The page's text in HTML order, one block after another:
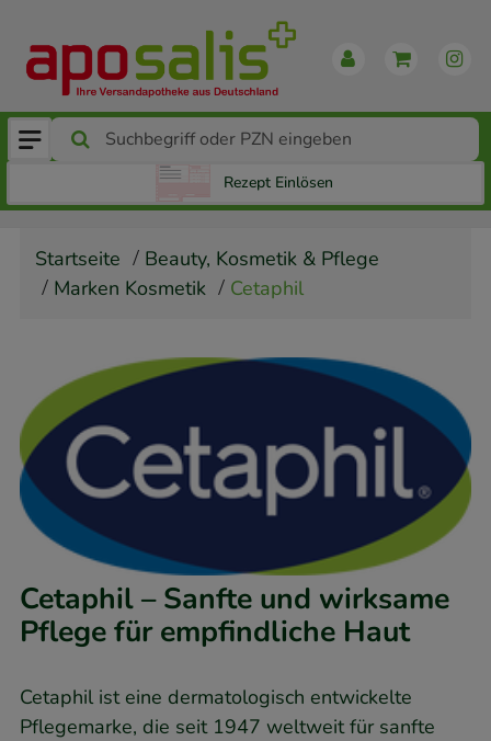
Rezept Einlösen
Startseite
Beauty, Kosmetik & Pflege
Marken Kosmetik
Cetaphil
Cetaphil – Sanfte und wirksame
Pflege für empfindliche Haut
Cetaphil ist eine dermatologisch entwickelte
Pflegemarke, die seit 1947 weltweit für sanfte